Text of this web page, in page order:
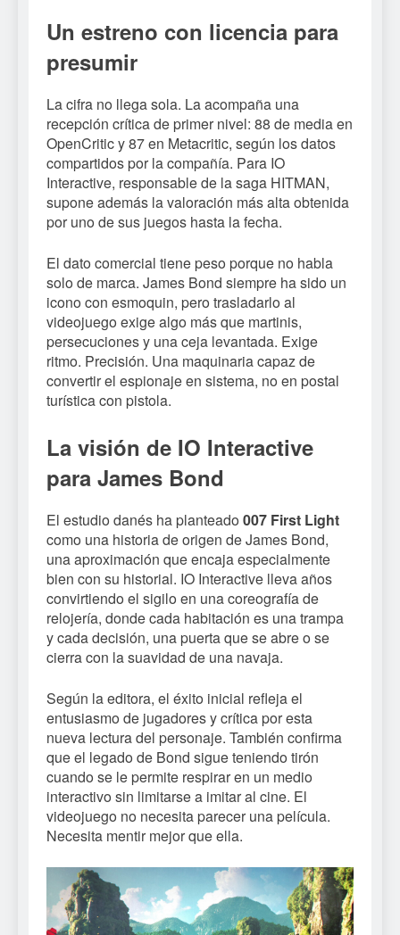
Un estreno con licencia para
presumir
La cifra no llega sola. La acompaña una
recepción crítica de primer nivel: 88 de media en
OpenCritic y 87 en Metacritic, según los datos
compartidos por la compañía. Para IO
Interactive, responsable de la saga HITMAN,
supone además la valoración más alta obtenida
por uno de sus juegos hasta la fecha.
El dato comercial tiene peso porque no habla
solo de marca. James Bond siempre ha sido un
icono con esmoquin, pero trasladarlo al
videojuego exige algo más que martinis,
persecuciones y una ceja levantada. Exige
ritmo. Precisión. Una maquinaria capaz de
convertir el espionaje en sistema, no en postal
turística con pistola.
La visión de IO Interactive
para James Bond
El estudio danés ha planteado 007 First Light
como una historia de origen de James Bond,
una aproximación que encaja especialmente
bien con su historial. IO Interactive lleva años
convirtiendo el sigilo en una coreografía de
relojería, donde cada habitación es una trampa
y cada decisión, una puerta que se abre o se
cierra con la suavidad de una navaja.
Según la editora, el éxito inicial refleja el
entusiasmo de jugadores y crítica por esta
nueva lectura del personaje. También confirma
que el legado de Bond sigue teniendo tirón
cuando se le permite respirar en un medio
interactivo sin limitarse a imitar al cine. El
videojuego no necesita parecer una película.
Necesita mentir mejor que ella.